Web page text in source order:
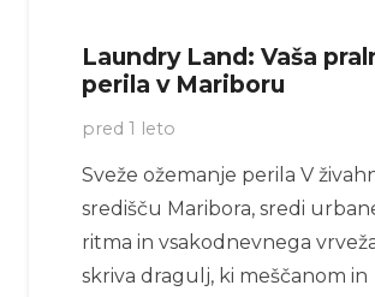
Laundry Land: Vaša
perila v Mariboru
pred 1 leto
Sveže ožemanje perila V
središču Maribora, sredi
ritma in vsakodnevnega
skriva dragulj, ki meščanom in